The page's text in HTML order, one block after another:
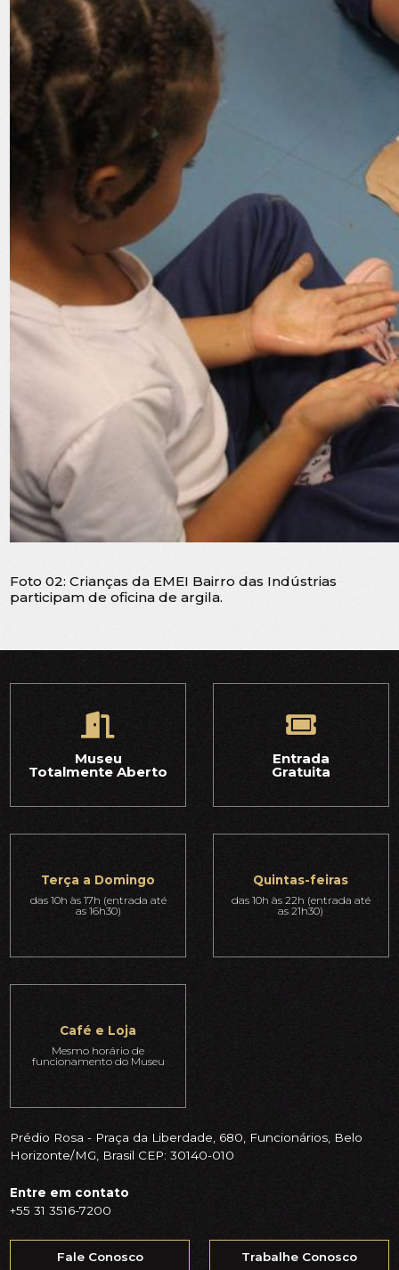
Foto 02: Crianças da EMEI Bairro das Indústrias
participam de oficina de argila.
Museu
Totalmente Aberto
Entrada
Gratuita
Terça a Domingo
das 10h às 17h (entrada até
as 16h30)
Quintas-feiras
das 10h às 22h (entrada até
as 21h30)
Café e Loja
Mesmo horário de
funcionamento do Museu
Prédio Rosa - Praça da Liberdade, 680, Funcionários, Belo
Horizonte/MG, Brasil CEP: 30140-010
Entre em contato
+55 31 3516-7200
Fale Conosco Trabalhe Conosco